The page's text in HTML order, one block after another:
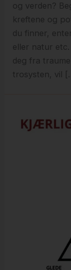
og verden?
kreftene og
du finner,
eller natur
deg fra
trosysten, vil